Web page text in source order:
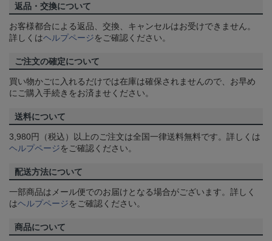
返品・交換について
お客様都合による返品、交換、キャンセルはお受けできません。
詳しくはヘルプページをご確認ください。
ご注文の確定について
買い物かごに入れるだけでは在庫は確保されませんので、お早め
にご購入手続きをお済ませください。
送料について
3,980円（税込）以上のご注文は全国一律送料無料です。詳しくは
ヘルプページをご確認ください。
配送方法について
一部商品はメール便でのお届けとなる場合がございます。詳しく
はヘルプページをご確認ください。
商品について